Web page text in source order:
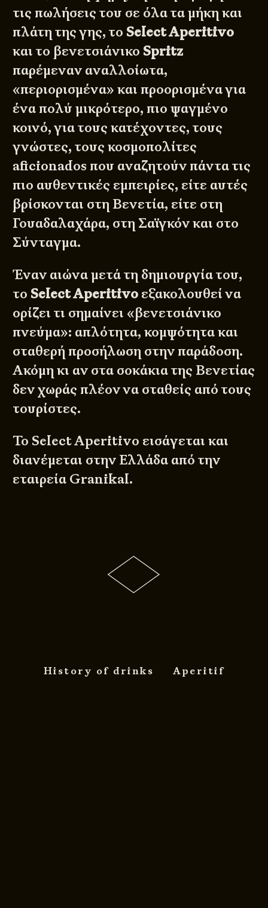
τις πωλήσεις του σε όλα τα μήκη και
πλάτη της γης, το Select Aperitivo
και το βενετσιάνικο Spritz
παρέμεναν αναλλοίωτα,
«περιορισμένα» και προορισμένα για
ένα πολύ μικρότερο, πιο ψαγμένο
κοινό, για τους κατέχοντες, τους
γνώστες, τους κοσμοπολίτες
aficionados που αναζητούν πάντα τις
πιο αυθεντικές εμπειρίες, είτε αυτές
βρίσκονται στη Βενετία, είτε στη
Γουαδαλαχάρα, στη Σαϊγκόν και στο
Σύνταγμα.
Έναν αιώνα μετά τη δημιουργία του,
το Select Aperitivo εξακολουθεί να
ορίζει τι σημαίνει «βενετσιάνικο
πνεύμα»: απλότητα, κομψότητα και
σταθερή προσήλωση στην παράδοση.
Ακόμη κι αν στα σοκάκια της Βενετίας
δεν χωράς πλέον να σταθείς από τους
τουρίστες.
Το Select Aperitivo εισάγεται και
διανέμεται στην Ελλάδα από την
εταιρεία Granikal.
History of drinks Aperitif